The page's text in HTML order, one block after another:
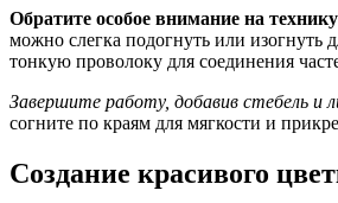
Обратите особое внимание на
можно слегка подогнуть или изогнуть
тонкую проволоку для соединения
Завершите работу, добавив стебель и
согните по краям для мягкости и
Создание красивого